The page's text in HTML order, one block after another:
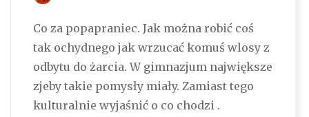
Co za popapraniec. Jak można robić coś
tak ochydnego jak wrzucać komuś wlosy z
odbytu do żarcia. W gimnazjum największe
zjeby takie pomysły miały. Zamiast tego
kulturalnie wyjaśnić o co chodzi .